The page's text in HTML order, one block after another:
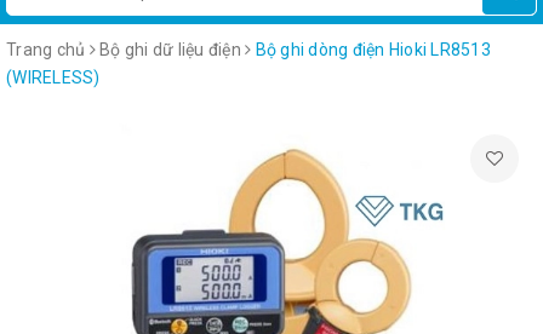
Trang chủ Bộ ghi dữ liệu điện
Bộ ghi dòng điện Hioki LR8513
(WIRELESS)